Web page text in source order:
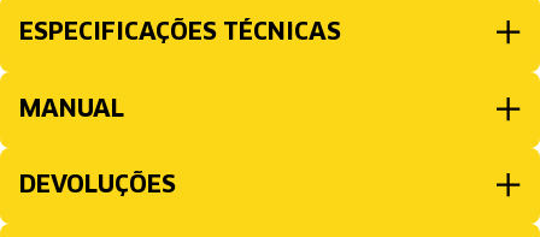
ESPECIFICAÇÕES TÉCNICAS
MANUAL
DEVOLUÇÕES